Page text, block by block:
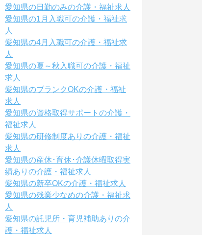
愛知県の日勤のみの介護・福祉求人
愛知県の1月入職可の介護・福祉求
人
愛知県の4月入職可の介護・福祉求
人
愛知県の夏～秋入職可の介護・福祉
求人
愛知県のブランクOKの介護・福祉
求人
愛知県の資格取得サポートの介護・
福祉求人
愛知県の研修制度ありの介護・福祉
求人
愛知県の産休･育休･介護休暇取得実
績ありの介護・福祉求人
愛知県の新卒OKの介護・福祉求人
愛知県の残業少なめの介護・福祉求
人
愛知県の託児所・育児補助ありの介
護・福祉求人